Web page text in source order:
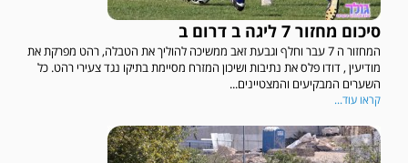
סיכום מחזור 7 ליגה ב דרום ב
המחזור ה 7 עבר וחלף וגבעת זאב ממשיכה להוליך את הטבלה, רהט מפרקת את
מודיעין , דודו פלס את נתיבות ושיכון המזרח מסיימת בתיקו נגד צעירי רהט. כל
השערים המבקיעים והמצטיינים...
קראו עוד...